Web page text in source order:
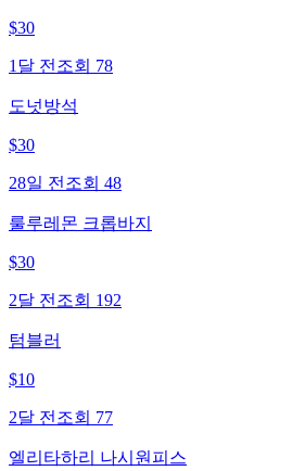
$30
1달 전 조회 78
도넛방석
$30
28일 전 조회 48
룰루레몬 크롭바지
$30
2달 전 조회 192
텀블러
$10
2달 전 조회 77
엘리타하리 나시원피스